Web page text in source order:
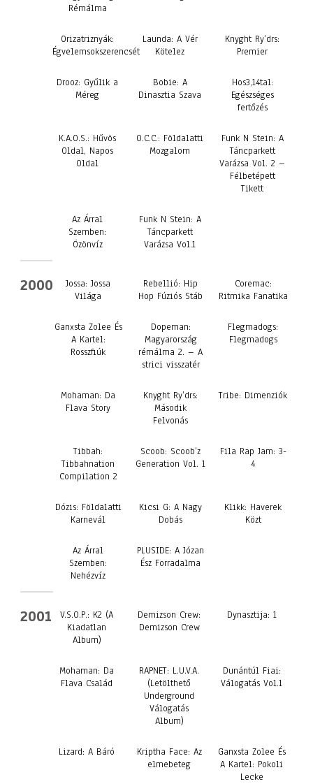
Rémálma
Orizatriznyák:
Égvelemsokszerencsét
Launda: A Vér
Kötelez
Knyght Ry’drs:
Premier
Drooz: Gyűlik a
Méreg
Bobie: A
Dinasztia Szava
Hos3,14tal:
Egészséges
fertőzés
K.A.O.S.: Hűvös
Oldal, Napos
Oldal
O.C.C.: Földalatti
Mozgalom
Funk N Stein: A
Táncparkett
Varázsa Vol. 2 –
Félbetépett
Tikett
Az Árral
Szemben:
Özönvíz
Funk N Stein: A
Táncparkett
Varázsa Vol.1
2000
Jossa: Jossa
Világa
Rebellió: Hip
Hop Fúziós Stáb
Coremac:
Ritmika Fanatika
Ganxsta Zolee És
A Kartel:
Rosszfiúk
Dopeman:
Magyarország
rémálma 2. – A
strici visszatér
Flegmadogs:
Flegmadogs
Mohaman: Da
Flava Story
Knyght Ry’drs:
Második
Felvonás
Tribe: Dimenziók
Tibbah:
Tibbahnation
Compilation 2
Scoob: Scoob’z
Generation Vol. 1
Fila Rap Jam: 3-
4
Dózis: Földalatti
Karnevál
Kicsi G: A Nagy
Dobás
Klikk: Haverek
Közt
Az Árral
Szemben:
Nehézvíz
PLUSIDE: A Józan
Ész Forradalma
2001
V.S.O.P.: K2 (A
Kiadatlan
Album)
Demizson Crew:
Demizson Crew
Dynasztija: 1
Mohaman: Da
Flava Család
RAPNET: L.U.V.A.
(Letölthető
Underground
Válogatás
Album)
Dunántúl Fiai:
Válogatás Vol.1
Lizard: A Báró
Kriptha Face: Az
elmebeteg
Ganxsta Zolee És
A Kartel: Pokoli
Lecke